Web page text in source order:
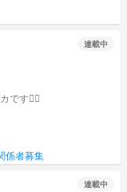
連載中
バカです👍🏻
係者募集
連載中